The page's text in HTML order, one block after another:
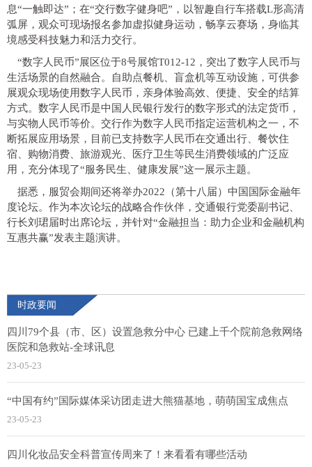
息“一触即达”；在“交行数字健身吧”，以智趣自行车搭载L形高清
弧屏，观众可现场报名参加虚拟健身运动，畅享云赛场，身临其
境感受科技魅力和活力交行。
“数字人民币”展区位于8号展馆T012-12，突出了数字人民币与
生活场景的自然融合。自助点餐机、盲盒机等互动设施，可供参
展观众现场使用数字人民币，亲身体验高效、便捷、安全的结算
方式。数字人民币是中国人民银行发行的数字形式的法定货币，
与实物人民币等价。交行作为数字人民币指定运营机构之一，不
断拓展应用场景，目前已支持数字人民币在交通出行、餐饮住
宿、购物消费、旅游观光、医疗卫生等民生消费领域的广泛应
用，充分体现了“服务民生、健康发展”这一展示主题。
据悉，服贸会期间还将举办2022（第十八届）中国国际金融年
度论坛。作为本次论坛的战略合作伙伴，交通银行党委副书记、
行长刘珺届时出席论坛，并针对“金融担当：助力企业和金融机构
互惠共赢”发表主题演讲。
时政要闻
四川79个县（市、区）设置急救分中心 已建上千个院前急救网络
医院和急救站-全球讯息
23-05-23
“中国有约”国际媒体采访团走进大熊猫基地，萌萌国宝成焦点
23-05-23
四川化妆品安全科普宣传周来了！来看看有哪些活动